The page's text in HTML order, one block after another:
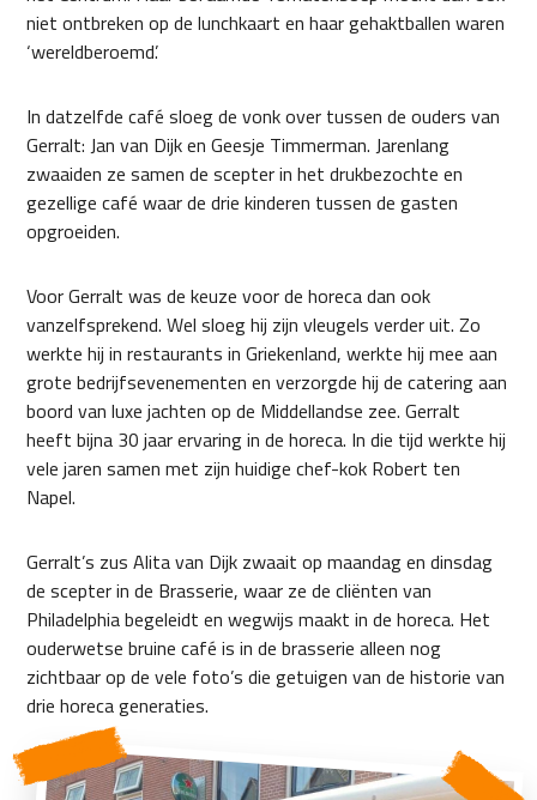
niet ontbreken op de lunchkaart en haar gehaktballen waren
‘wereldberoemd’.
In datzelfde café sloeg de vonk over tussen de ouders van
Gerralt: Jan van Dijk en Geesje Timmerman. Jarenlang
zwaaiden ze samen de scepter in het drukbezochte en
gezellige café waar de drie kinderen tussen de gasten
opgroeiden.
Voor Gerralt was de keuze voor de horeca dan ook
vanzelfsprekend. Wel sloeg hij zijn vleugels verder uit. Zo
werkte hij in restaurants in Griekenland, werkte hij mee aan
grote bedrijfsevenementen en verzorgde hij de catering aan
boord van luxe jachten op de Middellandse zee. Gerralt
heeft bijna 30 jaar ervaring in de horeca. In die tijd werkte hij
vele jaren samen met zijn huidige chef-kok Robert ten
Napel.
Gerralt’s zus Alita van Dijk zwaait op maandag en dinsdag
de scepter in de Brasserie, waar ze de cliënten van
Philadelphia begeleidt en wegwijs maakt in de horeca. Het
ouderwetse bruine café is in de brasserie alleen nog
zichtbaar op de vele foto’s die getuigen van de historie van
drie horeca generaties.